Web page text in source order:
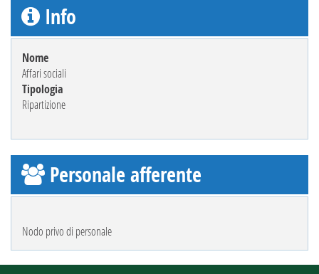
Info
Nome
Affari sociali
Tipologia
Ripartizione
Personale afferente
Nodo privo di personale